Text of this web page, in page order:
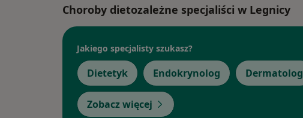
Choroby dietozależne specjaliści w Legnicy
Jakiego specjalisty szukasz?
Dietetyk Endokrynolog Dermatolog
Zobacz więcej